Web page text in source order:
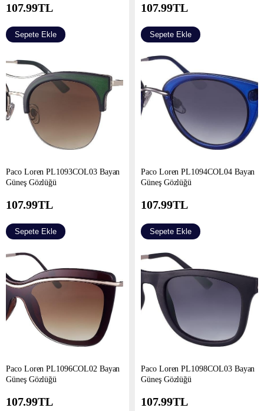
107.99TL
Sepete Ekle
107.99TL
Sepete Ekle
Paco Loren PL1093COL03 Bayan
Güneş Gözlüğü
107.99TL
Sepete Ekle
Paco Loren PL1094COL04 Bayan
Güneş Gözlüğü
107.99TL
Sepete Ekle
Paco Loren PL1096COL02 Bayan
Güneş Gözlüğü
107.99TL
Paco Loren PL1098COL03 Bayan
Güneş Gözlüğü
107.99TL